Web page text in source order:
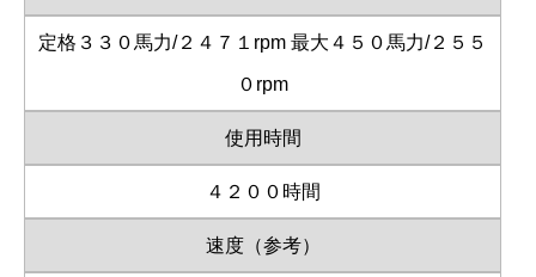
定格３３０馬力/２４７１rpm 最大４５０馬力/２５５
０rpm
使用時間
４２００時間
速度（参考）